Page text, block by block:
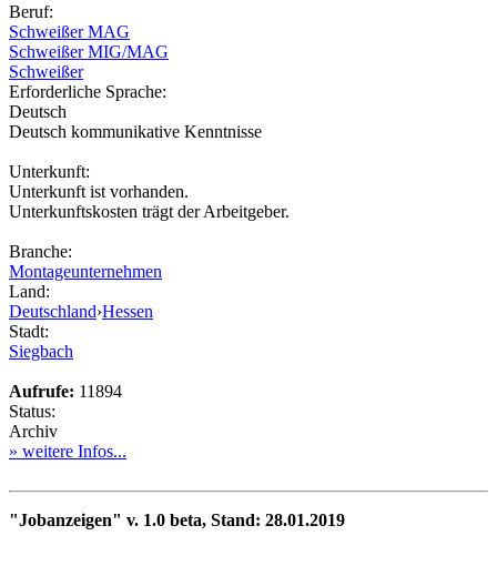
Beruf:
Schweißer MAG
Schweißer MIG/MAG
Schweißer
Erforderliche Sprache:
Deutsch
Deutsch kommunikative Kenntnisse
Unterkunft:
Unterkunft ist vorhanden.
Unterkunftskosten trägt der Arbeitgeber.
Branche:
Montageunternehmen
Land:
Deutschland›Hessen
Stadt:
Siegbach
Aufrufe: 11894
Status:
Archiv
» weitere Infos...
"Jobanzeigen" v. 1.0 beta, Stand: 28.01.2019